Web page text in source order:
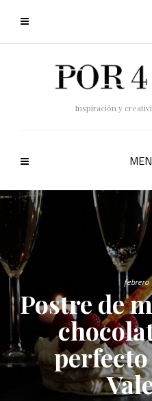
Inspiración y
Postre de